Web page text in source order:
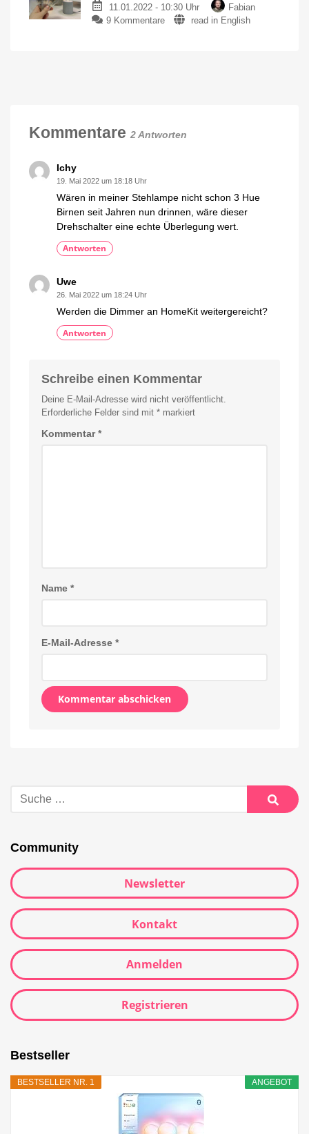
und
Schalter
11.01.2022 - 10:30 Uhr
Fabian
9 Kommentarezu
Filament-
read in English
Kommentare 2 Antworten
Ichy
19. Mai 2022 um 18:18 Uhr
Wären in meiner Stehlampe nicht schon 3 Hue
Birnen seit Jahren nun drinnen, wäre dieser
Drehschalter eine echte Überlegung wert.
Antworten
Uwe
26. Mai 2022 um 18:24 Uhr
Werden die Dimmer an HomeKit weitergereicht?
Antworten
Schreibe einen Kommentar
Deine E-Mail-Adresse wird nicht veröffentlicht.
Erforderliche Felder sind mit * markiert
Kommentar*
Name *
E-Mail-Adresse *
nach:
Suche
Community
Newsletter
Kontakt
Anmelden
Registrieren
Bestseller
ANGEBOT
BESTSELLER NR. 1